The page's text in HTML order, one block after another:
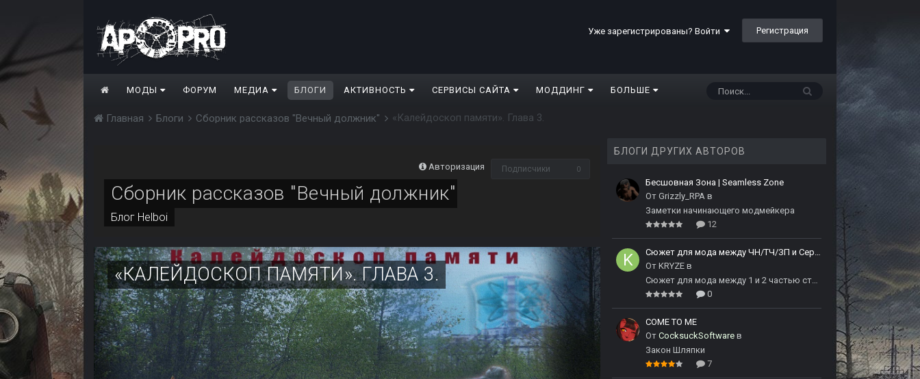
Уже зарегистрированы? Войти Регистрация
МОДЫ ФОРУМ МЕДИА БЛОГИ АКТИВНОСТЬ СЕРВИСЫ САЙТА МОДДИНГ БОЛЬШЕ
Главная Блоги Сборник рассказов "Вечный должник" «Калейдоскоп памяти». Глава 3.
Авторизация Подписчики 0
Сборник рассказов "Вечный должник"
Блог Helboi
«КАЛЕЙДОСКОП ПАМЯТИ». ГЛАВА 3.
БЛОГИ ДРУГИХ АВТОРОВ
Бесшовная Зона | Seamless Zone
От Grizzly_RPA в
Заметки начинающего модмейкера
12
Сюжет для мода между ЧН/ТЧ/ЗП и Сердцем Чернобыля
От KRYZE в
0
COME TO ME
От CocksuckSoftware в
Закон Шляпки
7